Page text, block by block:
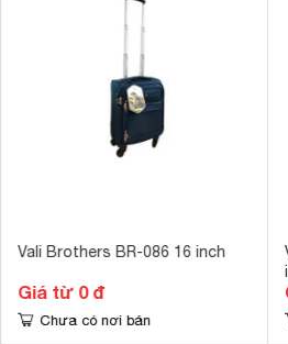
Vali Brothers BR-086 16 inch
Giá từ 0 đ
Chưa có nơi bán